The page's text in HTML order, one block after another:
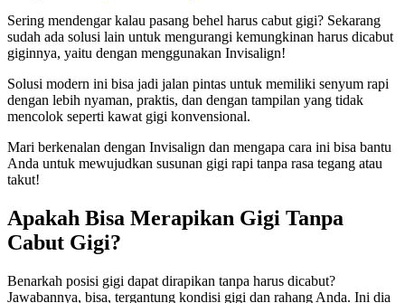
Sering mendengar kalau pasang behel harus cabut gigi? Sekarang
sudah ada solusi lain untuk mengurangi kemungkinan harus dicabut
giginnya, yaitu dengan menggunakan Invisalign!
Solusi modern ini bisa jadi jalan pintas untuk memiliki senyum rapi
dengan lebih nyaman, praktis, dan dengan tampilan yang tidak
mencolok seperti kawat gigi konvensional.
Mari berkenalan dengan Invisalign dan mengapa cara ini bisa bantu
Anda untuk mewujudkan susunan gigi rapi tanpa rasa tegang atau
takut!
Apakah Bisa Merapikan Gigi Tanpa
Cabut Gigi?
Benarkah posisi gigi dapat dirapikan tanpa harus dicabut?
Jawabannya, bisa, tergantung kondisi gigi dan rahang Anda. Ini dia